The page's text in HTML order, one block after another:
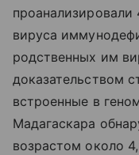
вируса
родственных им
доказательством
встроенные в
Мадагаскара
возрастом около